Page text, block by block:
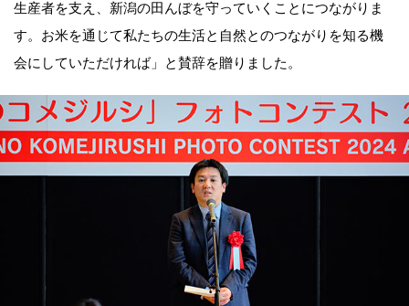
生産者を支え、新潟の田んぼを守っていくことにつながりま
す。お米を通じて私たちの生活と自然とのつながりを知る機
会にしていただければ」と賛辞を贈りました。